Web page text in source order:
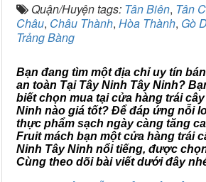
Quận/Huyện tags: Tân Biên, Tân
Châu, Châu Thành, Hòa Thành, Gò
Trảng Bàng
Bạn đang tìm một địa chỉ uy tín
an toàn Tại Tây Ninh Tây Ninh?
biết chọn mua tại cửa hàng trái
Ninh nào giá tốt? Để đáp ứng nỗi
thực phẩm sạch ngày càng tăng
Fruit mách bạn một cửa hàng trái
Ninh Tây Ninh nổi tiếng, được
Cùng theo dõi bài viết dưới đây